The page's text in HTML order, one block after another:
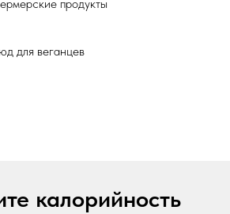
продукты
для веганцев
калорийность